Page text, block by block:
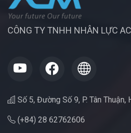
CÔNG TY TNHH NHÂN LỰC
Số 5, Đường Số 9, P. Tân Thuận,
(+84) 28 62762606